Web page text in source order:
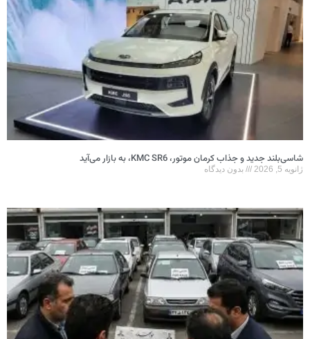
شاسی‌بلند جدید و جذاب کرمان موتور، KMC SR6، به بازار می‌آید
ژانویه 5, 2026 بدون دیدگاه